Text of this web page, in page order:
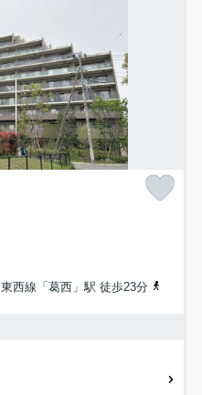
東西線「葛西」駅 徒歩23分